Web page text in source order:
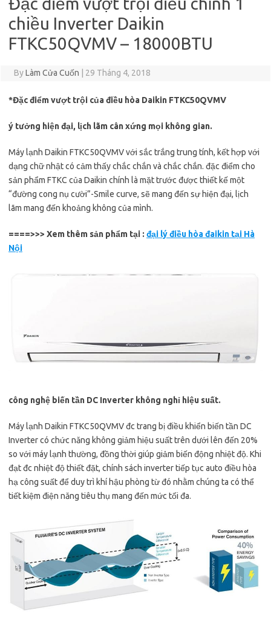
chiều Inverter Daikin
FTKC50QVMV – 18000BTU
ByLàm Cửa Cuốn 29 Tháng 4, 2018
*Đặc điểm vượt trội của điều hòa Daikin FTKC50QVMV
ý tưởng hiện đại, lịch lãm cân xứng mọi không gian.
Máy lạnh Daikin FTKC50QVMV với sắc trắng trung tính, kết hợp với
dạng chữ nhật có cảm thấy chắc chắn và chắc chắn. đặc điểm cho
sản phẩm FTKC của Daikin chính là mặt trước được thiết kế một
“đường cong nụ cười”-Smile curve, sẽ mang đến sự hiện đại, lịch
lãm mang đến khoảng không của mình.
====>>> Xem thêm sản phẩm tại : đại lý điều hòa đaikin tại Hà
Nội
công nghệ biến tần DC Inverter không nghỉ hiệu suất.
Máy lạnh Daikin FTKC50QVMV đc trang bị điều khiển biến tần DC
Inverter có chức năng không giảm hiệu suất trên dưới lên đến 20%
so với máy lạnh thường, đồng thời giúp giảm biến động nhiệt độ. Khi
đạt đc nhiệt độ thiết đặt, chính sách inverter tiếp tục auto điều hòa
hạ công suất để duy trì khí hậu phòng từ đó nhằm chúng ta có thể
tiết kiệm điện năng tiêu thụ mang đến mức tối đa.